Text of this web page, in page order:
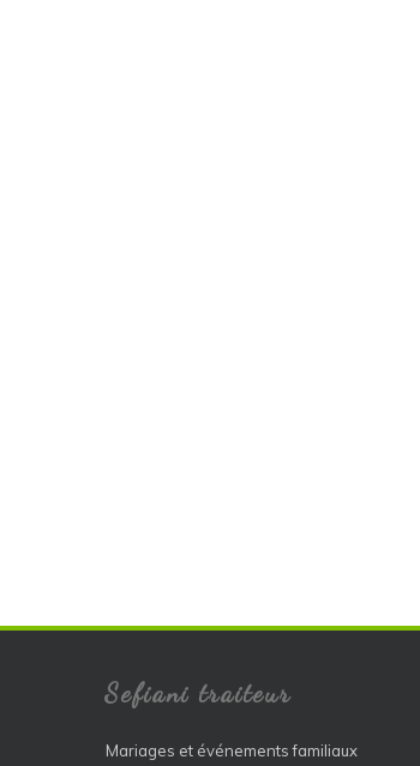
Sefiani traiteur
Mariages et événements familiaux